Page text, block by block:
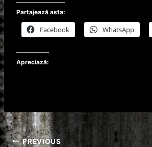
Partajează asta:
Facebook WhatsApp
Apreciază:
PREVIOUS